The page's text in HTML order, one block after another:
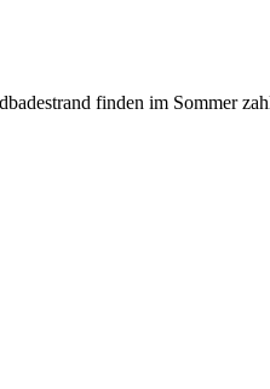
finden im Sommer